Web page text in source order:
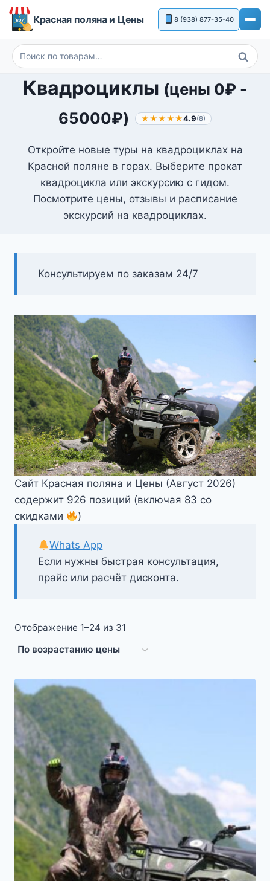
Перейти
Красная поляна и Цены 8 (938) 877-35-40
Искать:
Поиск
Квадроциклы (цены 0₽ -
65000₽) ★★★★★4.9(8)
Откройте новые туры на квадроциклах на
Красной поляне в горах. Выберите прокат
квадроцикла или экскурсию с гидом.
Посмотрите цены, отзывы и расписание
экскурсий на квадроциклах.
Консультируем по заказам 24/7
Сайт Красная поляна и Цены (Август 2026)
содержит 926 позиций (включая 83 со
скидками
)
Если нужны быстрая консультация,
прайс или расчёт дисконта.
Whats App
Отображение 1–24 из 31
возрастанию